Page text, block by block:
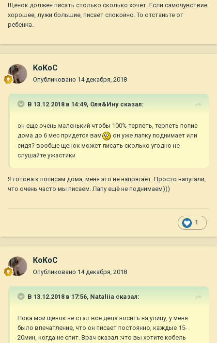
Щенок должен писать столько сколько хочет. Если самочувствие
хорошее, лужи большие, писает спокойно. То отстаньте от
ребенка.
КоКоС
Опубликовано 14 декабря, 2018
В 13.12.2018 в 14:49, Оля&Ину сказал:
он еще очень маленький чтобы 100% терпеть, терпеть попис
дома до 6 мес придется вам
он уже лапку поднимает или
сидя? вообще щенок может писать сколько угодно не
слушайте ужастики
Я готова к пописам дома, меня это не напрягает. Просто напугали,
что очень часто мы писаем. Лапу ещё не поднимаем)))
1
КоКоС
Опубликовано 14 декабря, 2018
В 13.12.2018 в 17:56, Nataliia сказал:
Пока мой щенок не стал все дела носить на улицу, у меня
было впечатление, что он писает постоянно, каждые 15-
20мин, когда не спит. Врач сказал :что вы хотите кобель